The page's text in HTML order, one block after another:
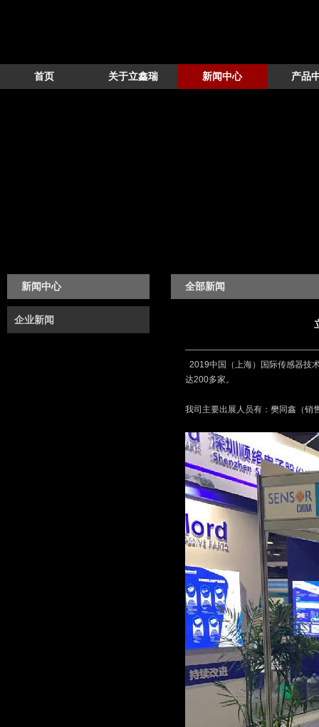
首页 关于立鑫瑞 新闻中心 产品
新闻中心
企业新闻
全部新闻
2019中国（上海）国际传感器技
达200多家。
我司主要出展人员有：樊同鑫（销